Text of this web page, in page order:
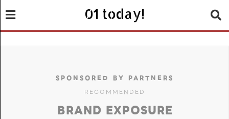
01 today!
SPONSORED BY PARTNERS
RECOMMENDED
BRAND EXPOSURE